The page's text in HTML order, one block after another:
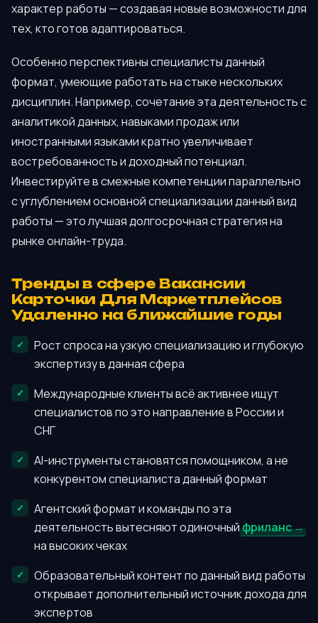
характер работы — создавая новые возможности для
тех, кто готов адаптироваться.
Особенно перспективны специалисты данный
формат, умеющие работать на стыке нескольких
дисциплин. Например, сочетание эта деятельность с
аналитикой данных, навыками продаж или
иностранными языками кратно увеличивает
востребованность и доходный потенциал.
Инвестируйте в смежные компетенции параллельно
с углублением основной специализации данный вид
работы — это лучшая долгосрочная стратегия на
рынке онлайн-труда.
Тренды в сфере Вакансии
Карточки Для Маркетплейсов
Удаленно на ближайшие годы
Рост спроса на узкую специализацию и глубокую
экспертизу в данная сфера
Международные клиенты всё активнее ищут
специалистов по это направление в России и
СНГ
AI-инструменты становятся помощником, а не
конкурентом специалиста данный формат
Агентский формат и команды по эта
деятельность вытесняют одиночныйфриланс
на высоких чеках
Образовательный контент по данный вид работы
открывает дополнительный источник дохода для
экспертов